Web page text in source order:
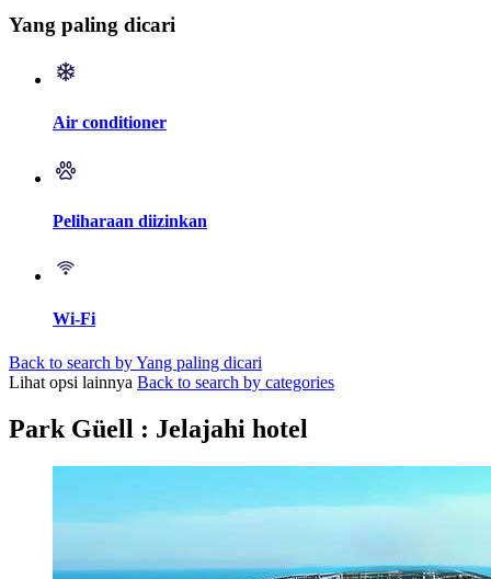
Yang paling dicari
Air conditioner
Peliharaan diizinkan
Wi-Fi
Back to search by Yang paling dicari
Lihat opsi lainnya Back to search by categories
Park Güell : Jelajahi hotel